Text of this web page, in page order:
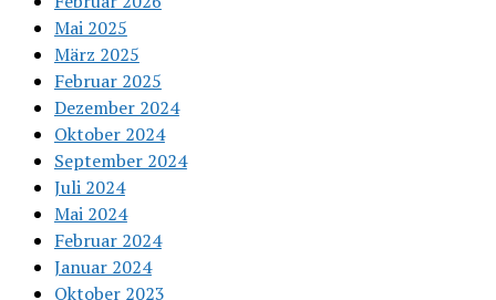
Mai 2025
März 2025
Februar 2025
Dezember 2024
Oktober 2024
September 2024
Juli 2024
Mai 2024
Februar 2024
Januar 2024
Oktober 2023